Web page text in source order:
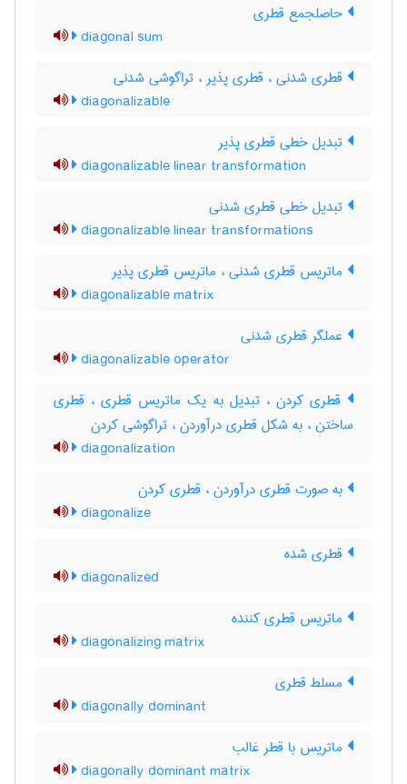
حاصلجمع قطری
diagonal sum
قطری شدنی ، قطری پذیر ، تراگوشی شدنی
diagonalizable
تبدیل خطی قطری پذیر
diagonalizable linear transformation
تبدیل خطی قطری شدنی
diagonalizable linear transformations
ماتریس قطری شدنی ، ماتریس قطری پذیر
diagonalizable matrix
عملگر قطری شدنی
diagonalizable operator
قطری کردن ، تبدیل به یک ماتریس قطری ، قطری
ساختن ، به شکل قطری درآوردن ، تراگوشی کردن
diagonalization
به صورت قطری درآوردن ، قطری کردن
diagonalize
قطری شده
diagonalized
ماتریس قطری کننده
diagonalizing matrix
مسلط قطری
diagonally dominant
ماتریس با قطر غالب
diagonally dominant matrix